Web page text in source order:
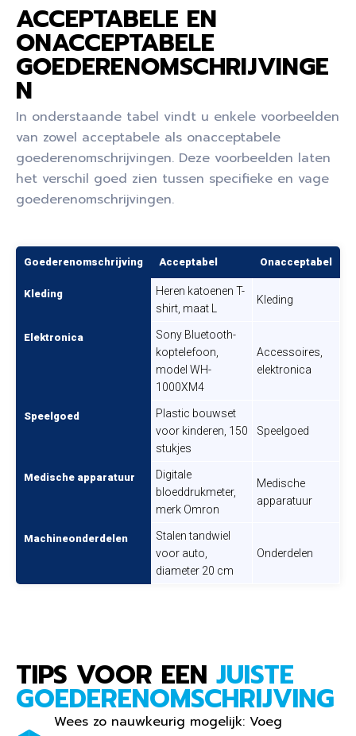
ACCEPTABELE EN
ONACCEPTABELE
GOEDERENOMSCHRIJVINGE
N
In onderstaande tabel vindt u enkele voorbeelden
van zowel acceptabele als onacceptabele
goederenomschrijvingen. Deze voorbeelden laten
het verschil goed zien tussen specifieke en vage
goederenomschrijvingen.
Goederenomschrijving Acceptabel Onacceptabel
Kleding
Heren katoenen T-
shirt, maat L
Kleding
Elektronica
Sony Bluetooth-
koptelefoon,
model WH-
1000XM4
Accessoires,
elektronica
Speelgoed
Plastic bouwset
voor kinderen, 150
stukjes
Speelgoed
Medische apparatuur
Digitale
bloeddrukmeter,
merk Omron
Medische
apparatuur
Machineonderdelen
Stalen tandwiel
voor auto,
diameter 20 cm
Onderdelen
TIPS VOOR EEN JUISTE
GOEDERENOMSCHRIJVING
Wees zo nauwkeurig mogelijk: Voeg